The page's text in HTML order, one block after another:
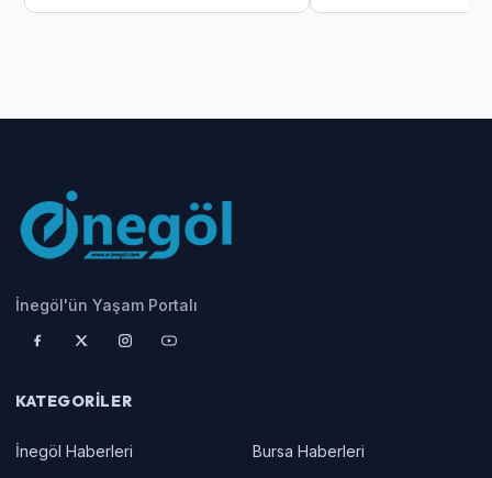
İnegöl'ün Yaşam Portalı
KATEGORILER
İnegöl Haberleri
Bursa Haberleri